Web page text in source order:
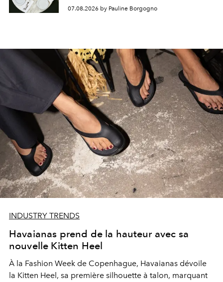
07.08.2026 by Pauline Borgogno
INDUSTRY TRENDS
Havaianas prend de la hauteur avec sa
nouvelle Kitten Heel
À la Fashion Week de Copenhague, Havaianas dévoile
la Kitten Heel, sa première silhouette à talon, marquant